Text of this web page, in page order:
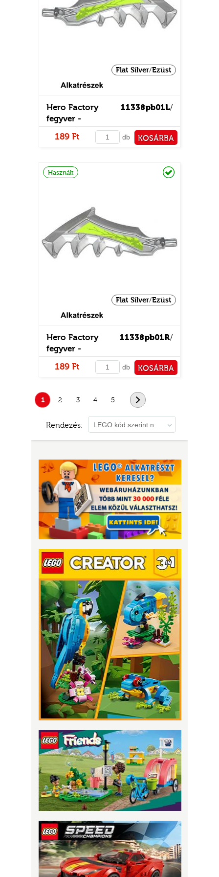
Flat Silver/Ezüst
11338pb01L/
Hero Factory
fegyver -
mintás/matricás
189 Ft db KOSÁRBA
Használt
Flat Silver/Ezüst
11338pb01R/
Hero Factory
fegyver -
mintás/matricás
189 Ft db KOSÁRBA
1 2 3 4 5
Rendezés: